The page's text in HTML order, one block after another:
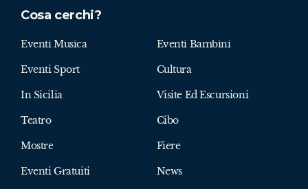
Cosa cerchi?
Eventi Musica Eventi Bambini
Eventi Sport Cultura
In Sicilia Visite Ed Escursioni
Teatro Cibo
Mostre Fiere
Eventi Gratuiti News